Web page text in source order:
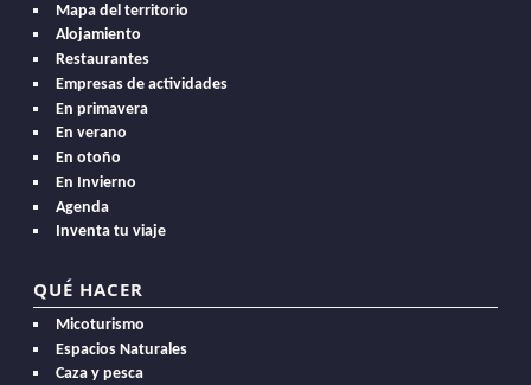
Mapa del territorio
Alojamiento
Restaurantes
Empresas de actividades
En primavera
En verano
En otoño
En Invierno
Agenda
Inventa tu viaje
QUÉ HACER
Micoturismo
Espacios Naturales
Caza y pesca